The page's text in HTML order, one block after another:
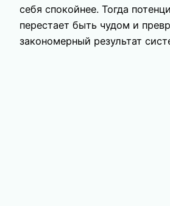
себя спокойнее. Тогда
перестает быть чудом и
закономерный результат